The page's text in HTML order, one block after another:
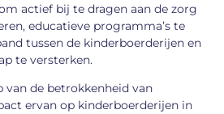
actief bij te dragen aan de zorg
educatieve programma’s te
tussen de kinderboerderijen en
te versterken.
van de betrokkenheid van
ervan op kinderboerderijen in